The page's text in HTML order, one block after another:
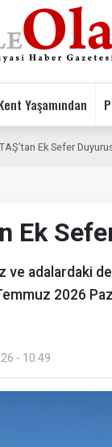
Yaşamından
Ek Sefer
Ek
adalardaki
2026
- 10:49